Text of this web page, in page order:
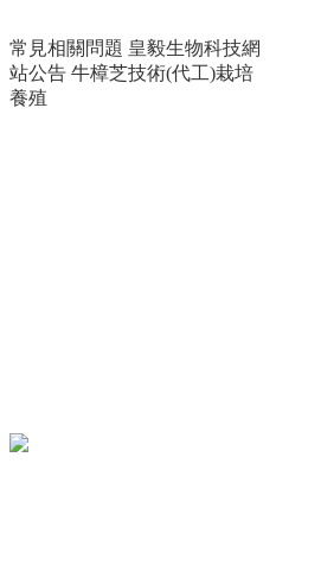
常見相關問題 皇毅生物科技網
站公告 牛樟芝技術(代工)栽培
養殖